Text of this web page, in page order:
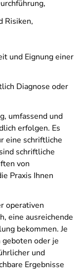
Risiken,
und Eignung einer
Diagnose oder
umfassend und
erfolgen. Es
eine schriftliche
schriftliche
von
Praxis Ihnen
operativen
eine ausreichende
bekommen. Je
oder je
und
Ergebnisse